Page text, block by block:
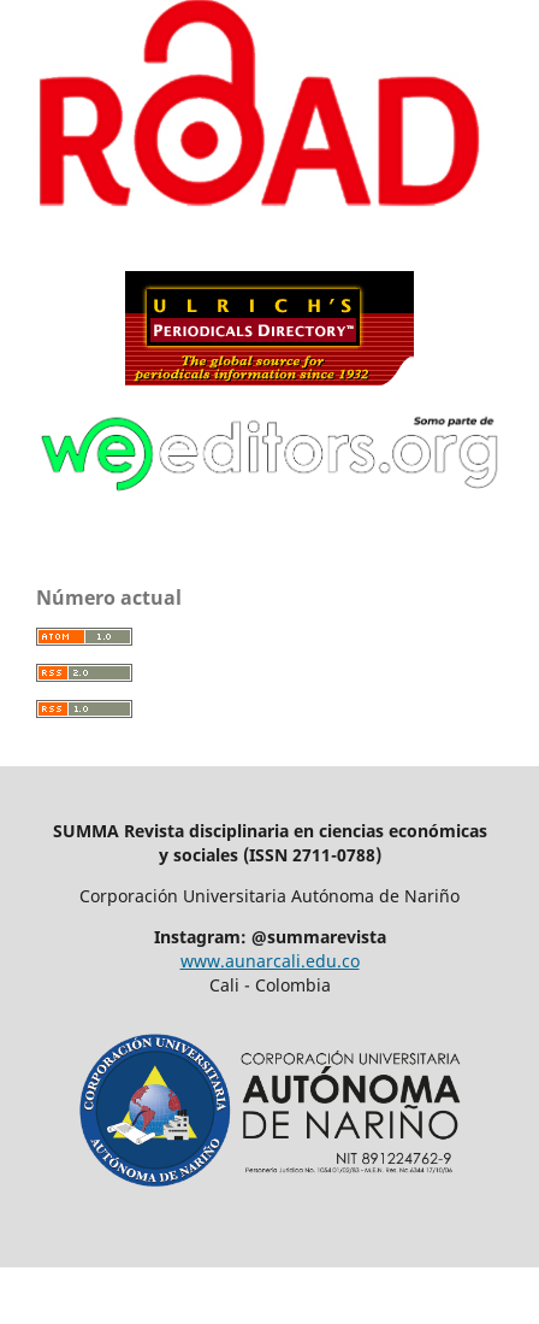
Número actual
SUMMA Revista disciplinaria en ciencias económicas
y sociales (ISSN 2711-0788)
Corporación Universitaria Autónoma de Nariño
Instagram: @summarevista
www.aunarcali.edu.co
Cali - Colombia